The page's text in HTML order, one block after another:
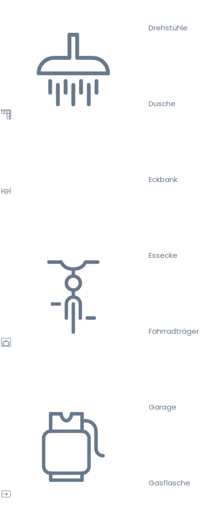
Drehstühle
Dusche
Eckbank
Essecke
Fahrradträger
Garage
Gasflasche